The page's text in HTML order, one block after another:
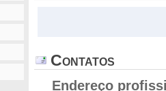
Contatos
Endereço